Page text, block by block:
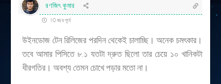
রণজিৎ কুমার
10 বছর পূর্বে
উইনডোজ টেন রিলিজের পরদিন থেকেই চালাচ্ছি। অনেক চমৎকার।
তবে আমার পিসিতে ৮.১ যতটা দ্রুত ছিলো তার চেয়ে ১০ খানিকটা
ধীরগতির। অবশ্য তেমন চোখে পড়ার মতো না।